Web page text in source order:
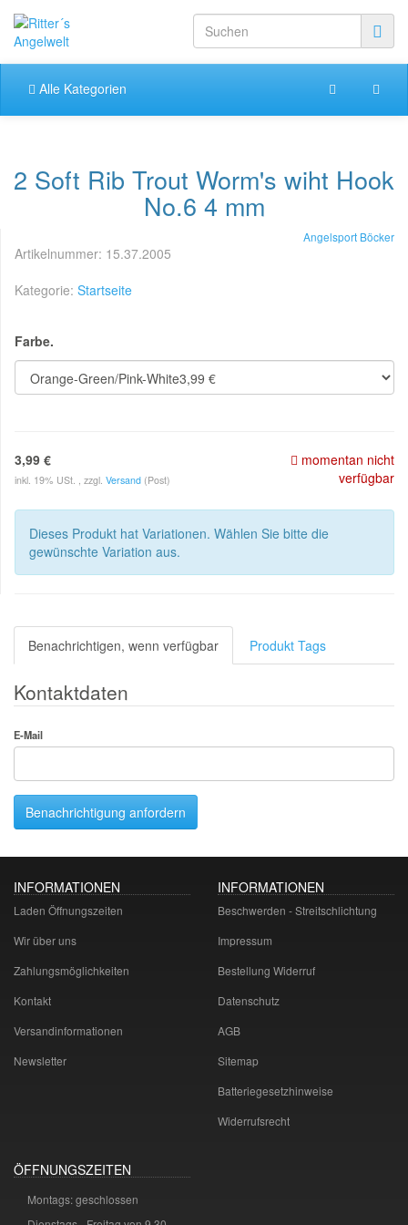
Alle Kategorien
2 Soft Rib Trout Worm's wiht Hook
No.6 4 mm
Angelsport Böcker
Artikelnummer: 15.37.2005
Kategorie: Startseite
Farbe.
3,99 €
inkl. 19% USt. , zzgl. Versand (Post)
momentan nicht
verfügbar
Dieses Produkt hat Variationen. Wählen Sie bitte die
gewünschte Variation aus.
Benachrichtigen, wenn verfügbar Produkt Tags
Kontaktdaten
E-Mail
Benachrichtigung anfordern
INFORMATIONEN
Laden Öffnungszeiten
Wir über uns
Zahlungsmöglichkeiten
Kontakt
Versandinformationen
Newsletter
INFORMATIONEN
Beschwerden - Streitschlichtung
Impressum
Bestellung Widerruf
Datenschutz
AGB
Sitemap
Batteriegesetzhinweise
Widerrufsrecht
ÖFFNUNGSZEITEN
Montags: geschlossen